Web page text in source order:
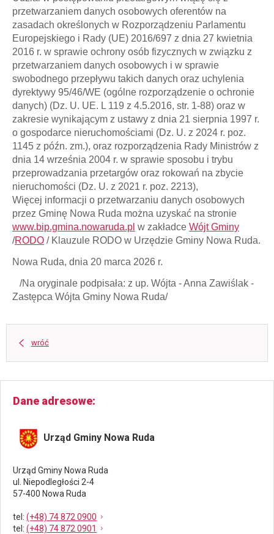
przetwarzaniem danych osobowych oferentów na
zasadach określonych w Rozporządzeniu Parlamentu
Europejskiego i Rady (UE) 2016/697 z dnia 27 kwietnia
2016 r. w sprawie ochrony osób fizycznych w związku z
przetwarzaniem danych osobowych i w sprawie
swobodnego przepływu takich danych oraz uchylenia
dyrektywy 95/46/WE (ogólne rozporządzenie o ochronie
danych) (Dz. U. UE. L 119 z 4.5.2016, str. 1-88) oraz w
zakresie wynikającym z ustawy z dnia 21 sierpnia 1997 r.
o gospodarce nieruchomościami (Dz. U. z 2024 r. poz.
1145 z późn. zm.), oraz rozporządzenia Rady Ministrów z
dnia 14 września 2004 r. w sprawie sposobu i trybu
przeprowadzania przetargów oraz rokowań na zbycie
nieruchomości (Dz. U. z 2021 r. poz. 2213),
Więcej informacji o przetwarzaniu danych osobowych
przez Gminę Nowa Ruda można uzyskać na stronie
www.bip.gmina.nowaruda.pl w zakładce Wójt Gminy
/RODO / Klauzule RODO w Urzędzie Gminy Nowa Ruda.
Nowa Ruda, dnia 20 marca 2026 r.
/Na oryginale podpisała: z up. Wójta - Anna Zawiślak -
Zastępca Wójta Gminy Nowa Ruda/
wróć
Dane adresowe
Urząd Gminy Nowa Ruda
Urząd Gminy Nowa Ruda
ul. Niepodległości 2-4
57-400 Nowa Ruda
tel : (+48) 74 872 0900
tel : (+48) 74 872 0901